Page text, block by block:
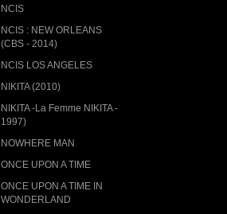
NCIS
NCIS : NEW ORLEANS
(CBS - 2014)
NCIS LOS ANGELES
NIKITA (2010)
NIKITA -La Femme NIKITA -
1997)
NOWHERE MAN
ONCE UPON A TIME
ONCE UPON A TIME IN
WONDERLAND